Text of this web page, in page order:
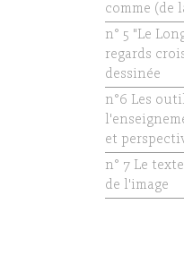
comme (de
n° 5 "Le
regards
dessinée
n°6 Les
et
n° 7 Le
de l'image